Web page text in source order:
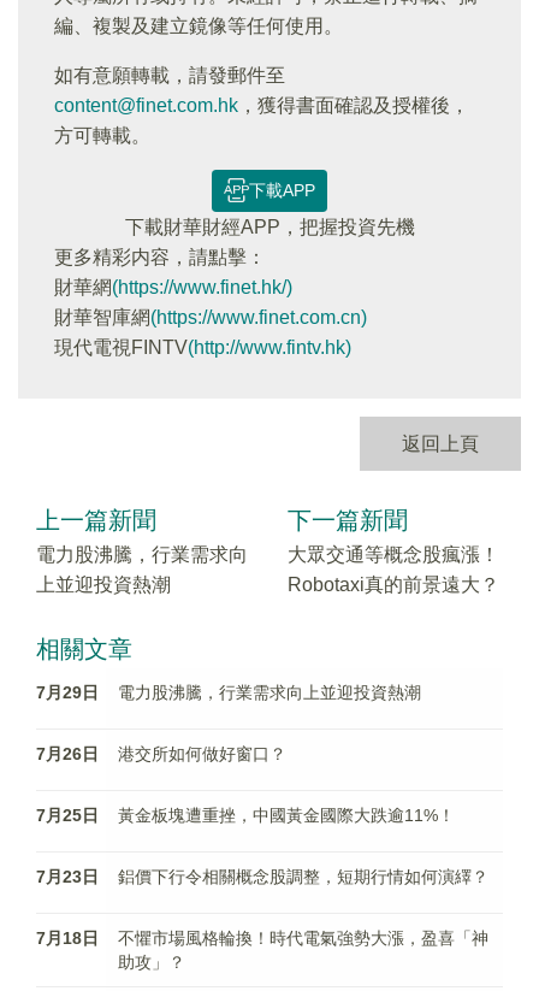
編、複製及建立鏡像等任何使用。
如有意願轉載，請發郵件至
content@finet.com.hk ，獲得書面確認及授權後，
方可轉載。
下載APP
下載財華財經APP，把握投資先機
更多精彩内容，請點擊：
財華網(https://www.finet.hk/)
財華智庫網(https://www.finet.com.cn)
現代電視FINTV(http://www.fintv.hk)
返回上頁
上一篇新聞
電力股沸騰，行業需求向
上並迎投資熱潮
下一篇新聞
大眾交通等概念股瘋漲！
Robotaxi真的前景遠大？
相關文章
7月29日 電力股沸騰，行業需求向上並迎投資熱潮
7月26日 港交所如何做好窗口？
7月25日 黃金板塊遭重挫，中國黃金國際大跌逾11%！
7月23日 鋁價下行令相關概念股調整，短期行情如何演繹？
7月18日
不懼市場風格輪換！時代電氣強勢大漲，盈喜「神
助攻」？